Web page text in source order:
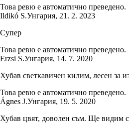
Това ревю е автоматично преведено.
Ildikó S.Унгария, 21. 2. 2023
Супер
Това ревю е автоматично преведено.
Erzsi S.Унгария, 14. 7. 2020
Хубав светкавичен килим, лесен за
Това ревю е автоматично преведено.
Ágnes J.Унгария, 19. 5. 2020
Хубав цвят, доволен съм. Ще видим